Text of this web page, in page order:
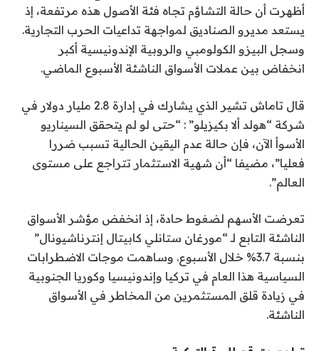
أظهرت أن حالة التشاؤم تجاه فئة الأصول هذه مرتفعة، إذ
يستعد مديرو الصناديق لمواجهة تداعيات الحرب التجارية.
وسجل البيزو الكولومبي والروبية الإندونيسية أكبر
انخفاض بين عملات الأسواق الناشئة الأسبوع الماضي.
قال تاماش تشير الذي يشارك في إدارة 2.8 مليار دولار في
شركة “هولد ألا بكيزيلو” : “حتى لو لم يتحقق السيناريو
الأسوأ الآن، فإن حالة عدم اليقين الحالية تسبب ضررا
فعليا”، مضيفا “أن شهية الاستثمار تتراجع على مستوى
العالم”.
تعرضت الأسهم لضغوط حادة، إذ انخفض مؤشر الأسواق
الناشئة التابع لـ “مورغان ستانلي كابيتال إنترناشيونال”
بنسبة 3.7% خلال الأسبوع. وساهمت موجات الاضطرابات
السياسية هذا العام في تركيا وإندونيسيا وكوريا الجنوبية
في زيادة قلق المستثمرين من المخاطر في الأسواق
الناشئة.